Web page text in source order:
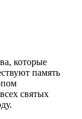
которые
память
святых